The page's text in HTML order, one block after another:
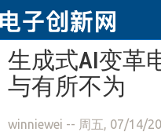
跳转到主要内容
生成式AI变革
与有所不为
winniewei -- 周五, 07/14/